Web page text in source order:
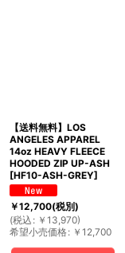
【送料無料】LOS
ANGELES APPAREL
14oz HEAVY FLEECE
HOODED ZIP UP-ASH
[HF10-ASH-GREY]
￥12,700(税別)
(税込 : ￥ 13,970)
希望小売価格: ￥ 12,700